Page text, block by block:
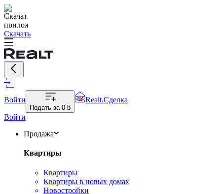
Скачать
Войти
Подать за 0 ƃ
Realt.Сделка
Войти
Продажа
Квартиры
Квартиры
Квартиры в новых домах
Новостройки